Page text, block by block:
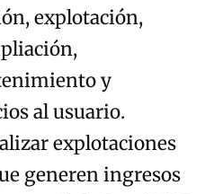
explotación,
y
al usuario.
explotaciones
generen ingresos